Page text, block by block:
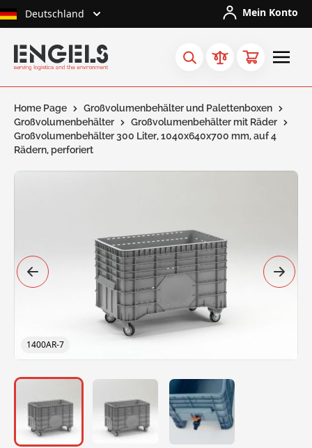
Skip to Content
Deutschland Mein Konto
Home Page
Großvolumenbehälter und Palettenboxen
Großvolumenbehälter
Großvolumenbehälter mit Räder
Großvolumenbehälter 300 Liter, 1040x640x700 mm, auf 4
Rädern, perforiert
1400AR-7